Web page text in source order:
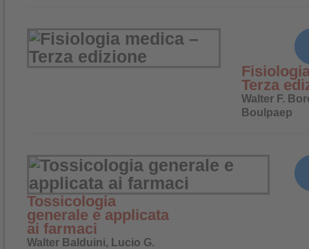
Terza
Walter F.
Boulpaep
Tossicologia
generale e applicata
ai farmaci
Walter Balduini, Lucio G.